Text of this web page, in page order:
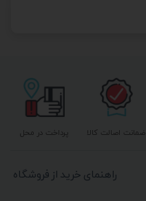
پرداخت در محل ضمانت اصالت کالا
راهنمای خرید از فروشگاه